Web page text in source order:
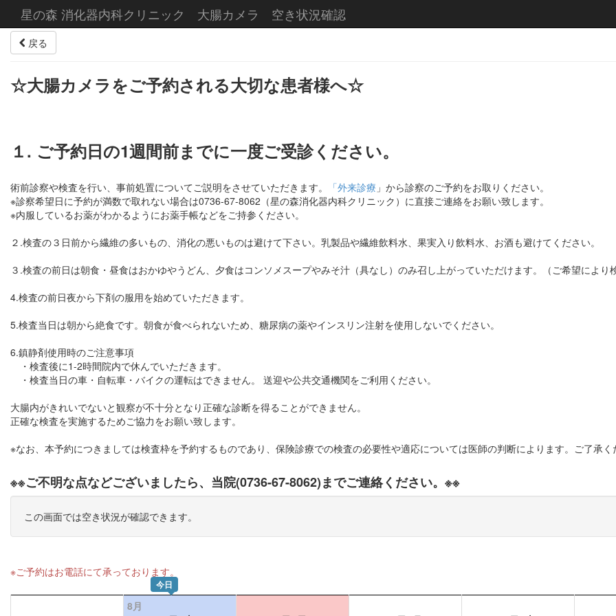
星の森 消化器内科クリニック 大腸カメラ 空き状況確認
戻る
☆大腸カメラをご予約される大切な患者様へ☆
１. ご予約日の1週間前までに一度ご受診ください。
術前診察や検査を行い、事前処置についてご説明をさせていただきます。 「外来診療 」から診察のご予約をお取りください。
※診察希望日に予約が満数で取れない場合は0736-67-8062（星の森消化器内科クリニック）に直接ご連絡をお願い致します。
※内服しているお薬がわかるようにお薬手帳などをご持参ください。
２.検査の３日前から繊維の多いもの、消化の悪いものは避けて下さい。乳製品や繊維飲料水、果実入り飲料水、お酒も避けてください。
３.検査の前日は朝食・昼食はおかゆやうどん、夕食はコンソメスープやみそ汁（具なし）のみ召し上がっていただけます。（ご希望により
4.検査の前日夜から下剤の服用を始めていただきます。
5.検査当日は朝から絶食です。朝食が食べられないため、糖尿病の薬やインスリン注射を使用しないでください。
6.鎮静剤使用時のご注意事項
・検査後に1-2時間院内で休んでいただきます。
・検査当日の車・自転車・バイクの運転はできません。 送迎や公共交通機関をご利用ください。
大腸内がきれいでないと観察が不十分となり正確な診断を得ることができません。
正確な検査を実施するためご協力をお願い致します。
※なお、本予約につきましては検査枠を予約するものであり、保険診療での検査の必要性や適応については医師の判断によります。ご了承く
※※ご不明な点などございましたら、当院(0736-67-8062)までご連絡ください。※※
この画面では空き状況が確認できます。
※ご予約はお電話にて承っております。
今日
8月